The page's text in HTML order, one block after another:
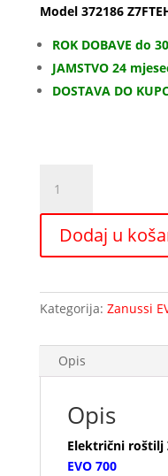
Model 372186
ROK DOBAVE do
JAMSTVO 24
DOSTAVA DO
roštilj
ZANUSSI
mm
Dodaj u
Kategorija: Zanussi
Opis
Opis
Električni roštilj
EVO 700